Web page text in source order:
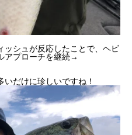
ッシュが反応したことで、ヘビ
アプローチを継続→
だけに珍しいですね！